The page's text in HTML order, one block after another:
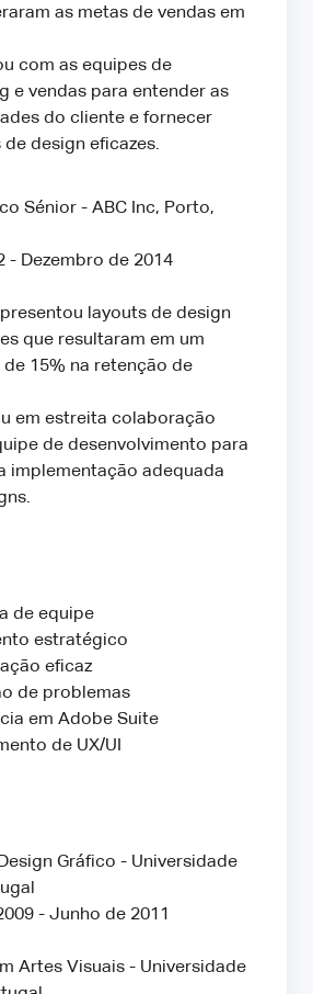
as metas de vendas em
com as equipes de
e vendas para entender as
do cliente e fornecer
design eficazes.
Sénior - ABC Inc, Porto,
- Dezembro de 2014
layouts de design
que resultaram em um
15% na retenção de
em estreita colaboração
de desenvolvimento para
implementação adequada
de equipe
estratégico
eficaz
de problemas
em Adobe Suite
de UX/UI
Gráfico - Universidade
- Junho de 2011
Artes Visuais - Universidade